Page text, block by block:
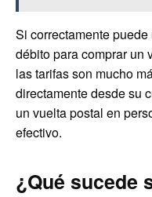
Si correctamente
débito para comprar un
las tarifas son mucho
directamente desde su
un vuelta postal en
efectivo.
¿Qué sucede